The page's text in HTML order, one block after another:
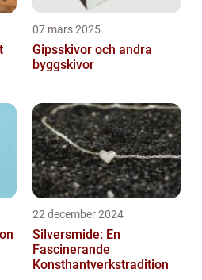
07 mars 2025
Gipsskivor och andra
byggskivor
22 december 2024
Silversmide: En
Fascinerande
Konsthantverkstradition